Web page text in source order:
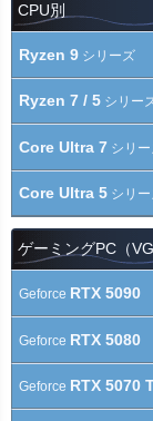
CPU別
Ryzen 9 シリーズ
Ryzen 7 / 5 シリー
Core Ultra 7 シリ
Core Ultra 5 シリ
ゲーミングPC（
Geforce RTX 5090
Geforce RTX 5080
Geforce RTX 5070